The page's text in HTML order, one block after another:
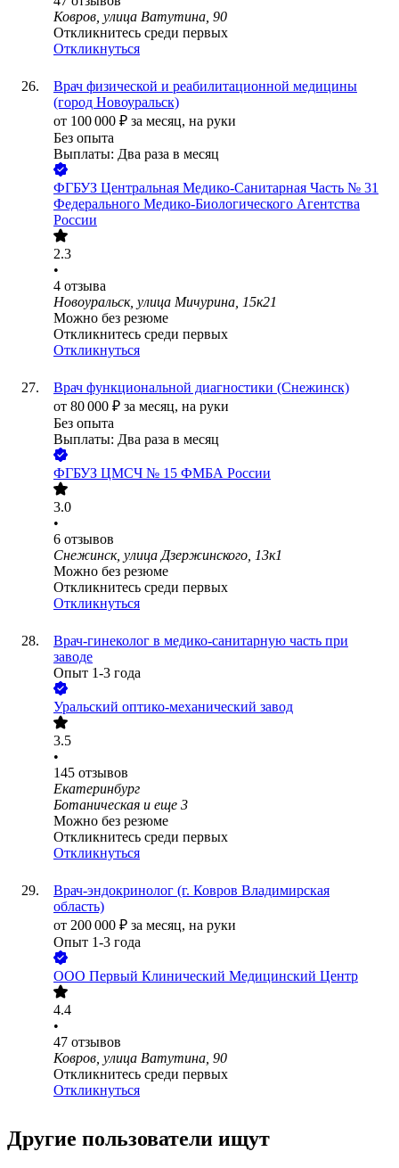
Ковров, улица Ватутина, 90
Откликнитесь среди первых
Откликнуться
Врач физической и реабилитационной медицины
(город Новоуральск)
от 100 000 ₽ за месяц, на руки
Без опыта
Выплаты: Два раза в месяц
ФГБУЗ Центральная Медико-Санитарная Часть № 31
Федерального Медико-Биологического Агентства
России
2.3
•
4 отзыва
Новоуральск, улица Мичурина, 15к21
Можно без резюме
Откликнитесь среди первых
Откликнуться
Врач функциональной диагностики (Снежинск)
от 80 000 ₽ за месяц, на руки
Без опыта
Выплаты: Два раза в месяц
ФГБУЗ ЦМСЧ № 15 ФМБА России
3.0
•
6 отзывов
Снежинск, улица Дзержинского, 13к1
Можно без резюме
Откликнитесь среди первых
Откликнуться
Врач-гинеколог в медико-санитарную часть при
заводе
Опыт 1-3 года
Уральский оптико-механический завод
3.5
•
145 отзывов
Екатеринбург
Ботаническая и еще 3
Можно без резюме
Откликнитесь среди первых
Откликнуться
Врач-эндокринолог (г. Ковров Владимирская
область)
от 200 000 ₽ за месяц, на руки
Опыт 1-3 года
ООО Первый Клинический Медицинский Центр
4.4
•
47 отзывов
Ковров, улица Ватутина, 90
Откликнитесь среди первых
Откликнуться
Другие пользователи ищут